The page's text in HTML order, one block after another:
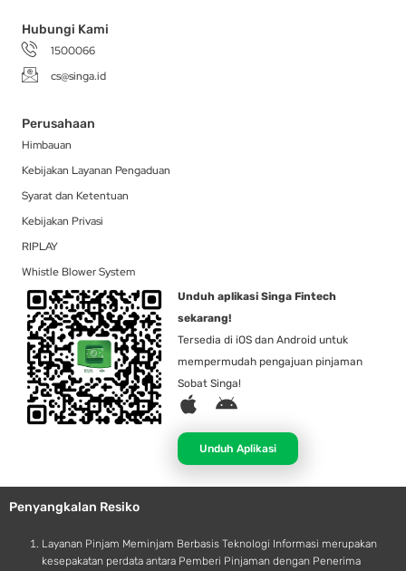
Hubungi Kami
1500066
cs@singa.id
Perusahaan
Himbauan
Kebijakan Layanan Pengaduan
Syarat dan Ketentuan
Kebijakan Privasi
RIPLAY
Whistle Blower System
Unduh aplikasi Singa Fintech
sekarang!
Tersedia di iOS dan Android untuk
mempermudah pengajuan pinjaman
Sobat Singa!
A
p
l
e
A
d
r
o
d
Unduh Aplikasi
Penyangkalan Resiko
Layanan Pinjam Meminjam Berbasis Teknologi Informasi merupakan
kesepakatan perdata antara Pemberi Pinjaman dengan Penerima